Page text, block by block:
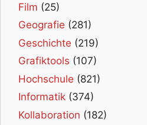
Film (25)
Geografie (281)
Geschichte (219)
Grafiktools (107)
Hochschule (821)
Informatik (374)
Kollaboration (182)